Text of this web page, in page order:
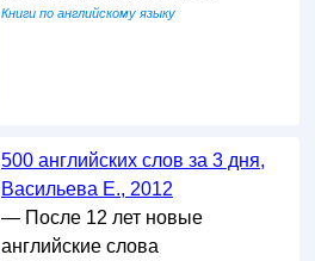
Книги по английскому языку
500 английских слов за 3 дня,
Васильева Е., 2012
— После 12 лет новые
английские слова